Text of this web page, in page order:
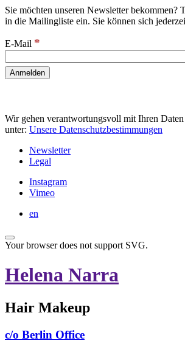
Sie möchten unseren Newsletter bekommen?
in die Mailingliste ein. Sie können sich
E-Mail *
Wir gehen verantwortungsvoll mit Ihren
unter: Unsere Datenschutzbestimmungen
Newsletter
Legal
Instagram
Vimeo
en
Your browser does not support SVG.
Helena Narra
Hair Makeup
c/o Berlin Office